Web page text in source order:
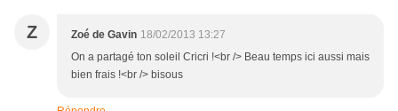
Z Zoé de Gavin 18/02/2013 13:27
On a partagé ton soleil Cricri !<br /> Beau temps ici aussi mais
bien frais !<br /> bisous